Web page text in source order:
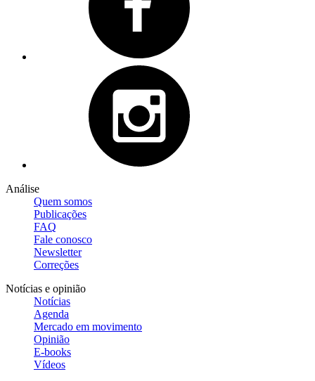
Análise
Quem somos
Publicações
FAQ
Fale conosco
Newsletter
Correções
Notícias e opinião
Notícias
Agenda
Mercado em movimento
Opinião
E-books
Vídeos